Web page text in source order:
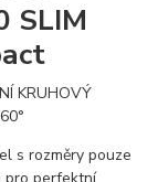
SLIM
KRUHOVÝ
s rozměry pouze
pro perfektní